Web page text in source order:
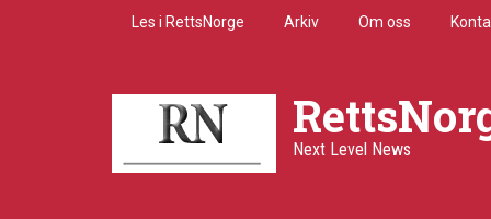
Les i RettsNorge Arkiv Om oss
Next Level News